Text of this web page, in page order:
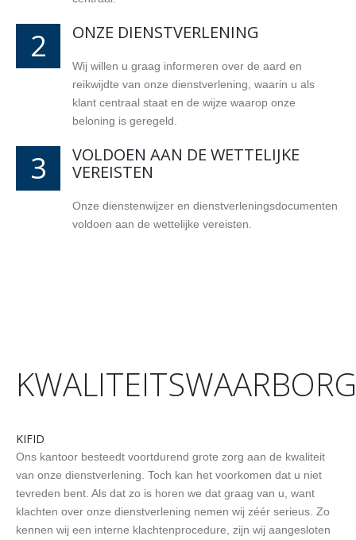
2 ONZE DIENSTVERLENING
Wij willen u graag informeren over de aard en
reikwijdte van onze dienstverlening, waarin u als
klant centraal staat en de wijze waarop onze
beloning is geregeld.
3
VOLDOEN AAN DE WETTELIJKE
VEREISTEN
Onze dienstenwijzer en dienstverleningsdocumenten
voldoen aan de wettelijke vereisten.
KIFID
Ons kantoor besteedt voortdurend grote zorg aan de kwaliteit
van onze dienstverlening. Toch kan het voorkomen dat u niet
tevreden bent. Als dat zo is horen we dat graag van u, want
klachten over onze dienstverlening nemen wij zéér serieus. Zo
kennen wij een interne klachtenprocedure, zijn wij aangesloten